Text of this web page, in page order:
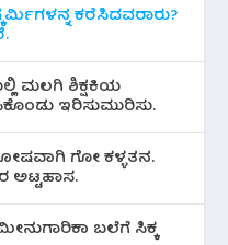
ಕರೆಸಿದವರಾರು?
ಮಲಗಿ ಶಿಕ್ಷಕಿಯ
ಇರಿಸುಮುರಿಸು.
ಗೋ ಕಳ್ಳತನ.
ಅಟ್ಟಹಾಸ.
ಬಲೆಗೆ ಸಿಕ್ಕ